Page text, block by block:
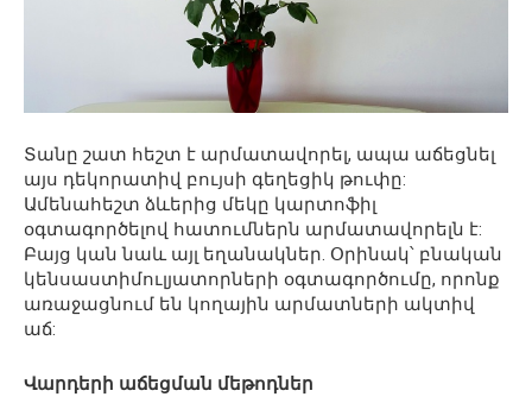
Տանը շատ հեշտ է արմատավորել, ապա աճեցնել
այս դեկորատիվ բույսի գեղեցիկ թուփը:
Ամենահեշտ ձևերից մեկը կարտոֆիլ
օգտագործելով հատումներն արմատավորելն է:
Բայց կան նաև այլ եղանակներ. Օրինակ՝ բնական
կենսաստիմուլյատորների օգտագործումը, որոնք
առաջացնում են կողային արմատների ակտիվ
աճ:
Վարդերի աճեցման մեթոդներ